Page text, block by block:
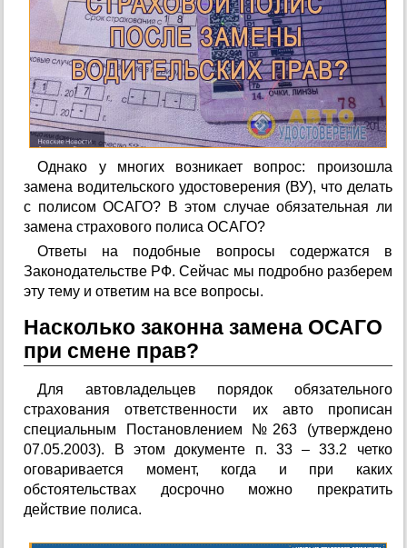
Однако у многих возникает вопрос: произошла
замена водительского удостоверения (ВУ), что делать
с полисом ОСАГО? В этом случае обязательная ли
замена страхового полиса ОСАГО?
Ответы на подобные вопросы содержатся в
Законодательстве РФ. Сейчас мы подробно разберем
эту тему и ответим на все вопросы.
Насколько законна замена ОСАГО
при смене прав?
Для автовладельцев порядок обязательного
страхования ответственности их авто прописан
специальным Постановлением №263 (утверждено
07.05.2003). В этом документе п. 33 – 33.2 четко
оговаривается момент, когда и при каких
обстоятельствах досрочно можно прекратить
действие полиса.